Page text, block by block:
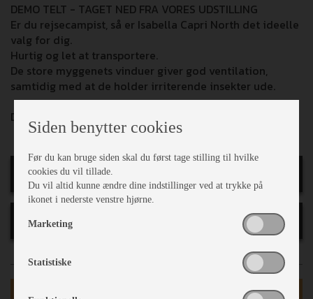
DEMO TELT - TAGET NED FRA VORES UDSTILLING
Er du rejsecampist, så er Isabella Capri North det ideelle
valg for dig.
Hurtig og let at transportere.
De store myggenets vinduer giver god ventilation,
samtidig med at de holder irriterende insekter ude.
Der medfølger CarbonX stænger til dette fortelt.
Siden benytter cookies
Før du kan bruge siden skal du først tage stilling til hvilke
cookies du vil tillade.
Du vil altid kunne ændre dine indstillinger ved at trykke på
ikonet i nederste venstre hjørne.
Marketing
Statistiske